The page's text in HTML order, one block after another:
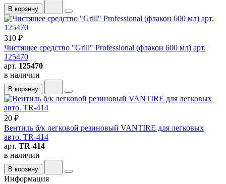
В корзину
310 ₽
Чистящее средство "Grill" Professional (флакон 600 мл) арт.
125470
арт. 125470
в наличии
В корзину
20 ₽
Вентиль б/к легковой резиновый VANTIRE для легковых
авто. TR-414
арт. TR-414
в наличии
В корзину
Информация